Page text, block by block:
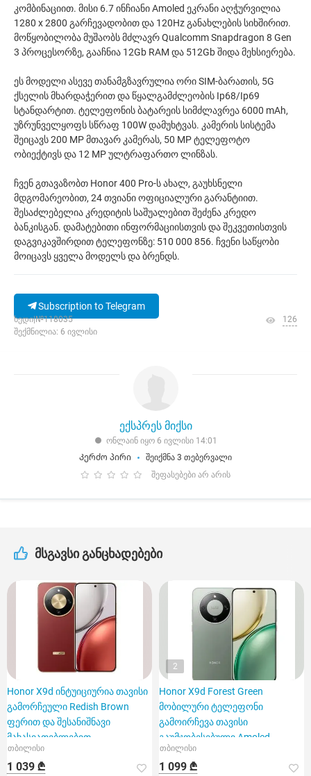
კომბინაციით. მისი 6.7 ინჩიანი Amoled ეკრანი აღჭურვილია
1280 x 2800 გარჩევადობით და 120Hz განახლების სიხშირით.
მოწყობილობა მუშაობს მძლავრ Qualcomm Snapdragon 8 Gen
3 პროცესორზე, გააჩნია 12Gb RAM და 512Gb შიდა მეხსიერება.
ეს მოდელი ასევე თანამგზავრულია ორი SIM-ბარათის, 5G
ქსელის მხარდაჭერით და წყალგამძლეობის Ip68/Ip69
სტანდარტით. ტელეფონის ბატარეის სიმძლავრეა 6000 mAh,
უზრუნველყოფს სწრაფ 100W დამუხტვას. კამერის სისტემა
შეიცავს 200 MP მთავარ კამერას, 50 MP ტელეფოტო
ობიექტივს და 12 MP ულტრაფართო ლინზას.
ჩვენ გთავაზობთ Honor 400 Pro-ს ახალ, გაუხსნელი
მდგომარეობით, 24 თვიანი ოფიციალური გარანტიით.
შესაძლებელია კრედიტის საშუალებით შეძენა კრედო
ბანკისგან. დამატებითი ინფორმაციისთვის და შეკვეთისთვის
დაგვიკავშირდით ტელეფონზე: 510 000 856. ჩვენი საწყობი
მოიცავს ყველა მოდელს და ბრენდს.
Subscription to Telegram
ხედი|№118035
შექმნილია: 6 ივლისი
126
ექსპრეს მიქსი
ონლაინ იყო 6 ივლისი 14:01
Კერძო პირი
შეიქმნა 3 თებერვალი
შეფასებები არ არის
მსგავსი განცხადებები
Honor X9d ინტუიციურია თავისი
გამორჩეული Redish Brown
ფერით და შესანიშნავი
მახასიათებლებით
თბილისი
1 039 ₾
2
Honor X9d Forest Green
მობილური ტელეფონი
გამოირჩევა თავისი
გაუმჯობესებული Amoled
ეკრანით
თბილისი
1 099 ₾